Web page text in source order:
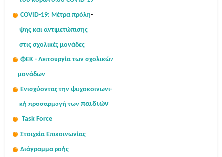
COVID-19: Μέτρα πρόλη-
ψης και αντιμετώπισης
στις σχολικές μονάδες
ΦΕΚ - Λειτουργία των σχολικών
μονάδων
Ενισχύοντας την ψυχοκοινωνι-
κή προσαρμογή των παιδιών
Task Force
Στοιχεία Επικοινωνίας
Διάγραμμα ροής